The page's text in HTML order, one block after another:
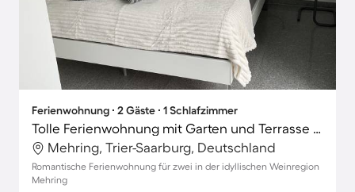
Ferienwohnung ∙ 2 Gäste ∙ 1 Schlafzimmer
Tolle Ferienwohnung mit Garten und Terrasse | Gartenblick
Mehring, Trier-Saarburg, Deutschland
Romantische Ferienwohnung für zwei in der idyllischen Weinregion
Mehring